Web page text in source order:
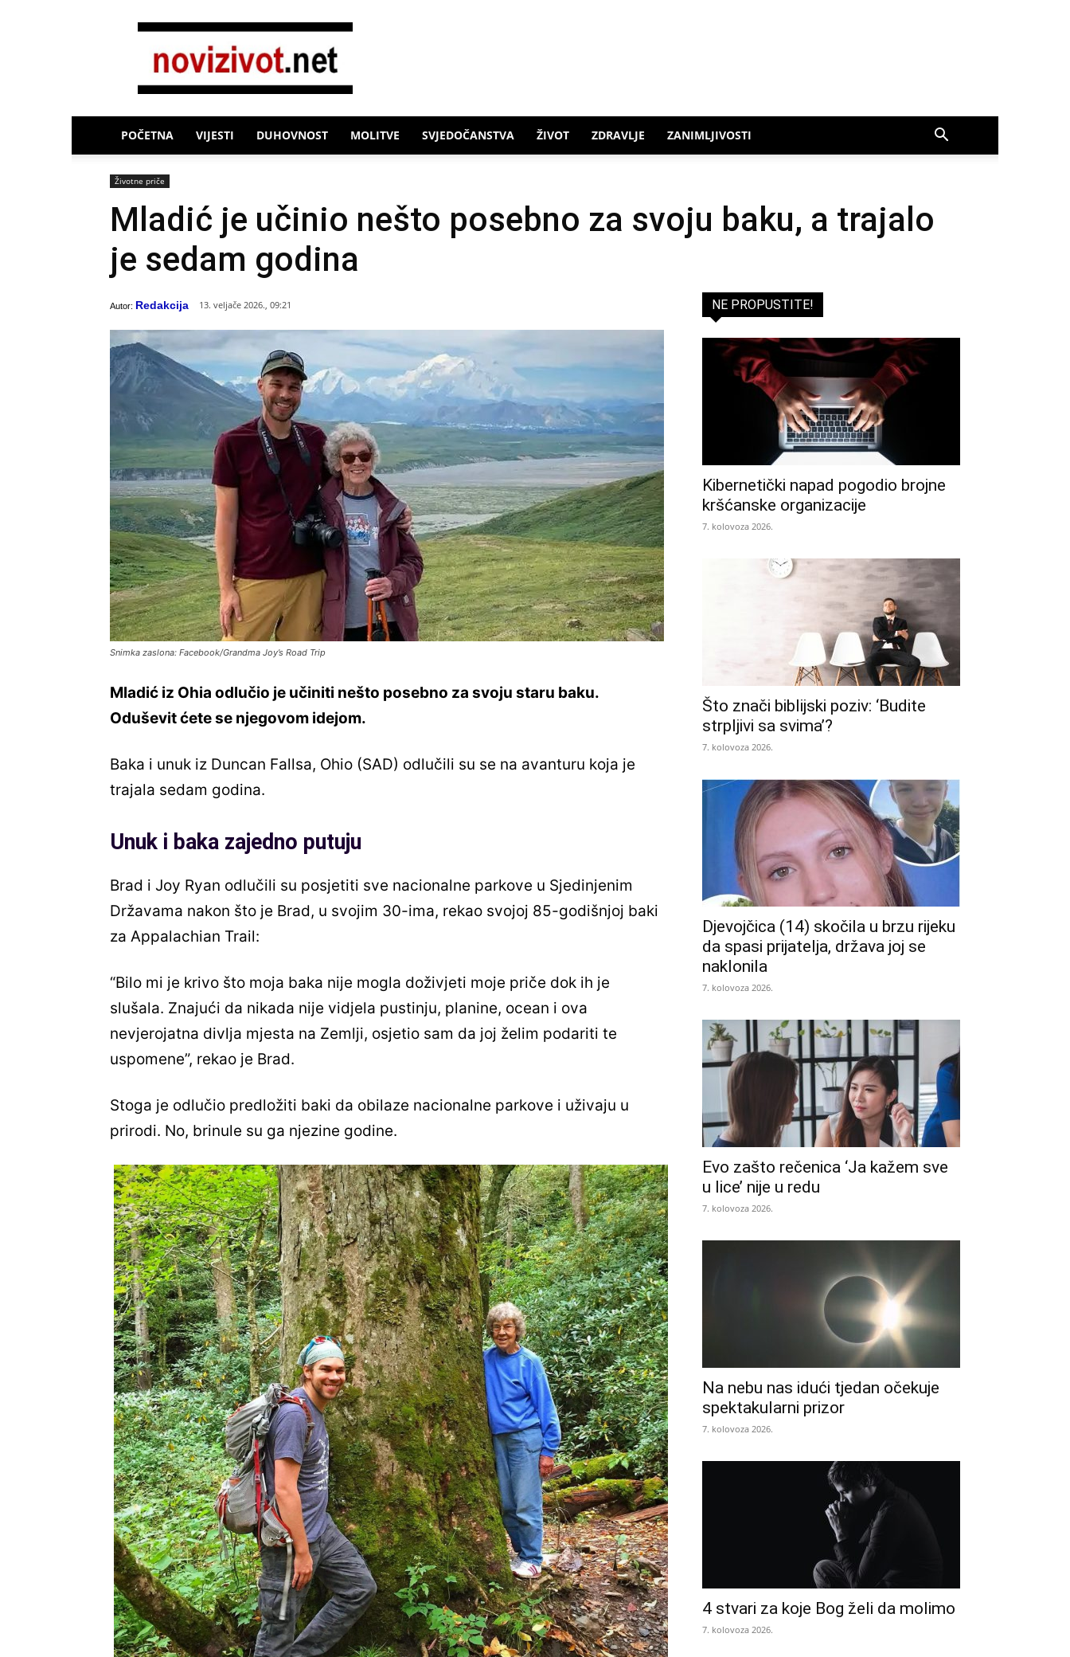
Novi
POČETNA VIJESTI DUHOVNOST MOLITVE SVJEDOČANSTVA ŽIVOT ZDRAVLJE ZANIMLJIVOSTI
Životne priče
Mladić je učinio nešto posebno za svoju baku, a trajalo
je sedam godina
Autor: Redakcija 13. veljače 2026., 09:21
Snimka zaslona: Facebook/Grandma Joy’s Road Trip
Mladić iz Ohia odlučio je učiniti nešto posebno za svoju staru baku.
Oduševit ćete se njegovom idejom.
Baka i unuk iz Duncan Fallsa, Ohio (SAD) odlučili su se na avanturu koja je
trajala sedam godina.
Unuk i baka zajedno putuju
Brad i Joy Ryan odlučili su posjetiti sve nacionalne parkove u Sjedinjenim
Državama nakon što je Brad, u svojim 30-ima, rekao svojoj 85-godišnjoj baki
za Appalachian Trail:
“Bilo mi je krivo što moja baka nije mogla doživjeti moje priče dok ih je
slušala. Znajući da nikada nije vidjela pustinju, planine, ocean i ova
nevjerojatna divlja mjesta na Zemlji, osjetio sam da joj želim podariti te
uspomene”, rekao je Brad.
Stoga je odlučio predložiti baki da obilaze nacionalne parkove i uživaju u
prirodi. No, brinule su ga njezine godine.
NE PROPUSTITE!
Kibernetički napad pogodio brojne
kršćanske organizacije
7. kolovoza 2026.
Što znači biblijski poziv: ‘Budite
strpljivi sa svima’?
7. kolovoza 2026.
Djevojčica (14) skočila u brzu rijeku
da spasi prijatelja, država joj se
naklonila
7. kolovoza 2026.
Evo zašto rečenica ‘Ja kažem sve
u lice’ nije u redu
7. kolovoza 2026.
Na nebu nas idući tjedan očekuje
spektakularni prizor
7. kolovoza 2026.
4 stvari za koje Bog želi da molimo
7. kolovoza 2026.